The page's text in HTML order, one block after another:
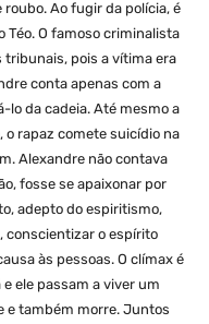
Ao fugir da polícia, é
Téo. O famoso criminalista
tribunais, pois a vítima era
conta apenas com a
lo da cadeia. Até mesmo a
o rapaz comete suicídio na
Alexandre não contava
fosse se apaixonar por
adepto do espiritismo,
conscientizar o espírito
às pessoas. O clímax é
ele passam a viver um
e também morre. Juntos